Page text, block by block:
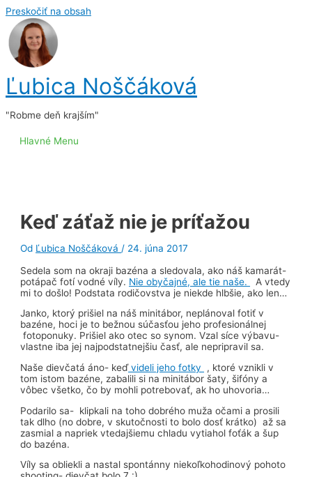
Preskočiť na obsah
Ľubica Noščáková
"Robme deň krajším"
Hlavné Menu
Keď záťaž nie je príťažou
Od Ľubica Noščáková / 24. júna 2017
Sedela som na okraji bazéna a sledovala, ako náš kamarát-
potápač fotí vodné víly. Nie obyčajné, ale tie naše.
A vtedy
mi to došlo! Podstata rodičovstva je niekde hlbšie, ako len…
Janko, ktorý prišiel na náš minitábor, neplánoval fotiť v
bazéne, hoci je to bežnou súčasťou jeho profesionálnej
fotoponuky. Prišiel ako otec so synom. Vzal síce výbavu-
vlastne iba jej najpodstatnejšiu časť, ale nepripravil sa.
Naše dievčatá áno- keďvideli jeho fotky
, ktoré vznikli v
tom istom bazéne, zabalili si na minitábor šaty, šifóny a
vôbec všetko, čo by mohli potrebovať, ak ho uhovoria…
Podarilo sa- klipkali na toho dobrého muža očami a prosili
tak dlho (no dobre, v skutočnosti to bolo dosť krátko) až sa
zasmial a napriek vtedajšiemu chladu vytiahol foťák a šup
do bazéna.
Víly sa obliekli a nastal spontánny niekoľkohodinový pohoto